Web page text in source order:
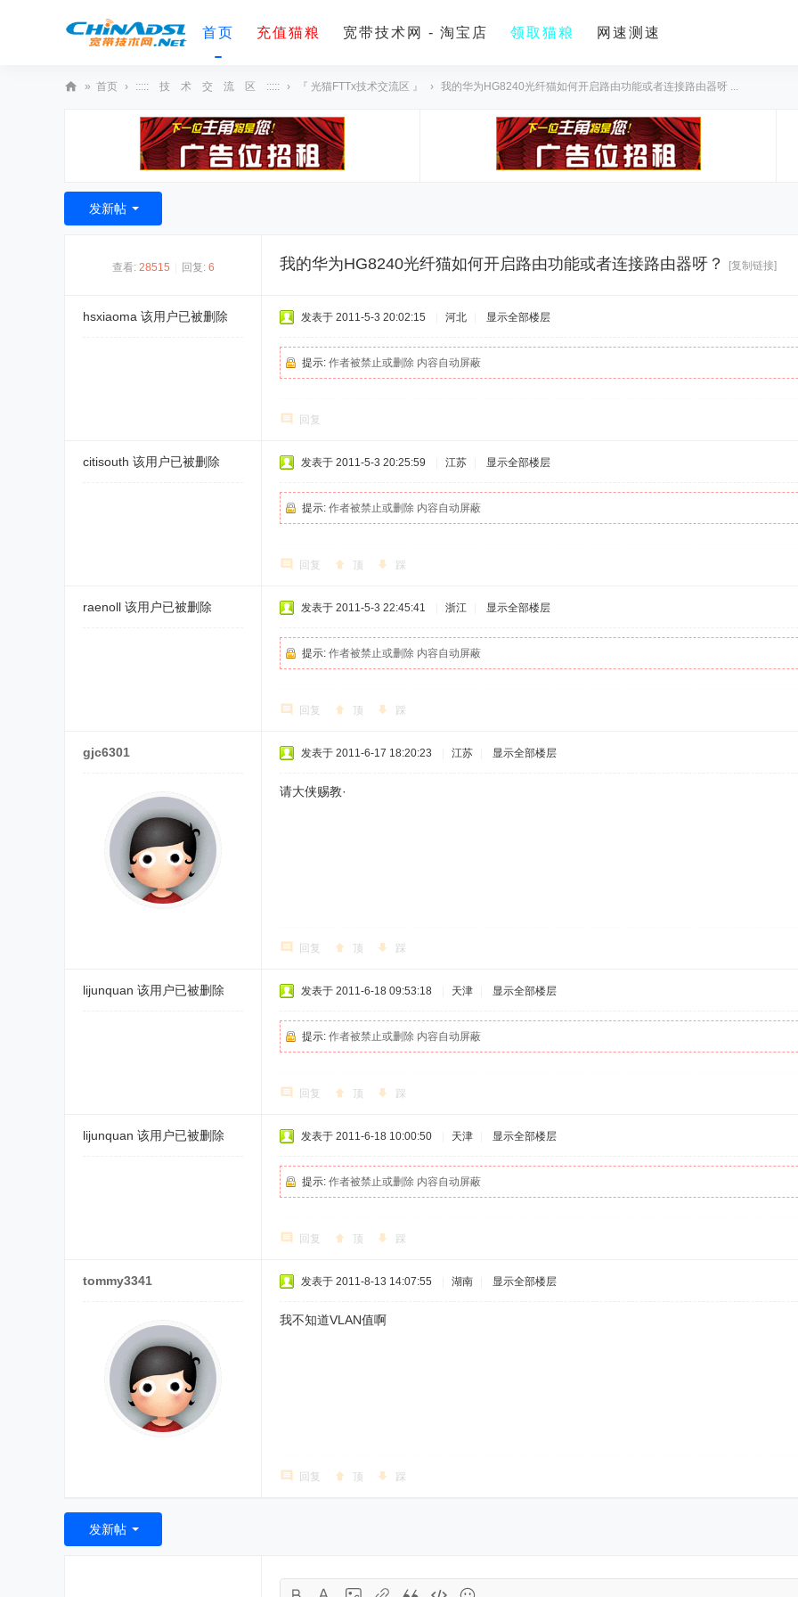
首页 充值猫粮 宽带技术网 - 淘宝店 领取猫粮 网速测速
术
» 首页 › ::::: 技 术 交 流 区 ::::: › 『 光猫FTTx技术交流区 』 › 我的华为HG8240光纤猫如何开启路由功能或者连接路由器呀 ...
发新帖
查看: 28515 回复: 6 我的华为HG8240光纤猫如何开启路由功能或者连接路由器呀？ [复制链接]
hsxiaoma 该用户已被删除 发表于 2011-5-3 20:02:15 河北 显示全部楼层
提示: 作者被禁止或删除 内容自动屏蔽
回复
citisouth 该用户已被删除 发表于 2011-5-3 20:25:59 江苏 显示全部楼层
提示: 作者被禁止或删除 内容自动屏蔽
回复 顶 踩
raenoll 该用户已被删除 发表于 2011-5-3 22:45:41 浙江 显示全部楼层
提示: 作者被禁止或删除 内容自动屏蔽
回复 顶 踩
gjc6301 发表于 2011-6-17 18:20:23 江苏 显示全部楼层
请大侠赐教·
回复 顶 踩
lijunquan 该用户已被删除 发表于 2011-6-18 09:53:18 天津 显示全部楼层
提示: 作者被禁止或删除 内容自动屏蔽
回复 顶 踩
lijunquan 该用户已被删除 发表于 2011-6-18 10:00:50 天津 显示全部楼层
提示: 作者被禁止或删除 内容自动屏蔽
回复 顶 踩
tommy3341 发表于 2011-8-13 14:07:55 湖南 显示全部楼层
我不知道VLAN值啊
回复 顶 踩
发新帖